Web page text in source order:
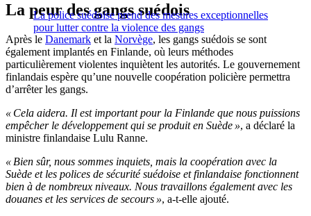
La police suédoise prend des mesures exceptionnelles
pour lutter contre la violence des gangs
La peur des gangs suédois
Après le Danemark et la Norvège, les gangs suédois se sont
également implantés en Finlande, où leurs méthodes
particulièrement violentes inquiètent les autorités. Le gouvernement
finlandais espère qu’une nouvelle coopération policière permettra
d’arrêter les gangs.
« Cela aidera. Il est important pour la Finlande que nous puissions
empêcher le développement qui se produit en Suède », a déclaré la
ministre finlandaise Lulu Ranne.
« Bien sûr, nous sommes inquiets, mais la coopération avec la
Suède et les polices de sécurité suédoise et finlandaise fonctionnent
bien à de nombreux niveaux. Nous travaillons également avec les
douanes et les services de secours », a-t-elle ajouté.